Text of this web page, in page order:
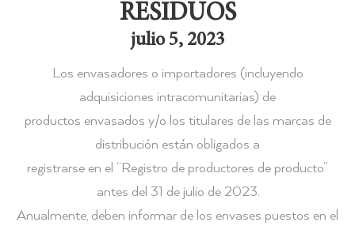
RESIDUOS
julio 5, 2023
Los envasadores o importadores (incluyendo
adquisiciones intracomunitarias) de
productos envasados y/o los titulares de las marcas de
distribución están obligados a
registrarse en el “Registro de productores de producto”
antes del 31 de julio de 2023.
Anualmente, deben informar de los envases puestos en el